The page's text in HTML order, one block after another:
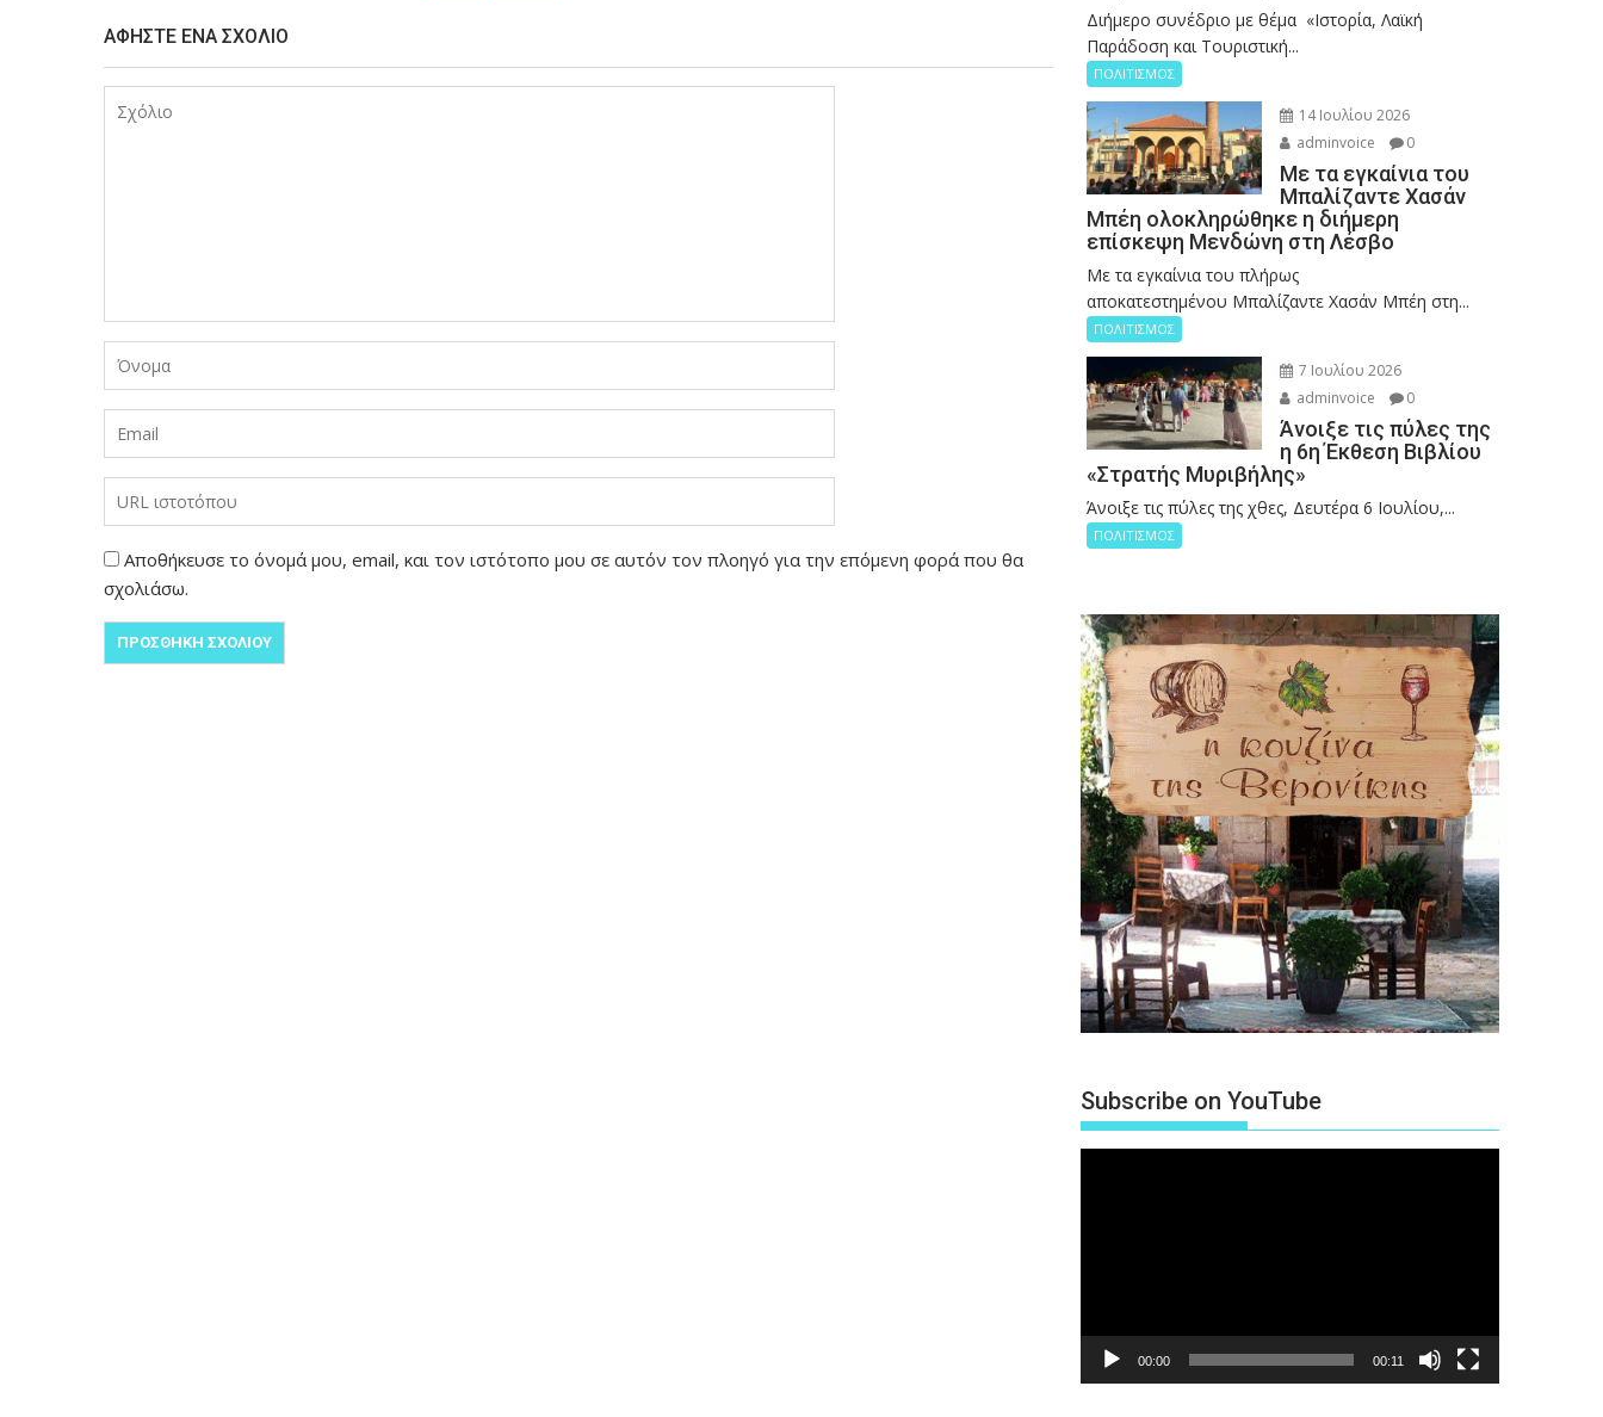
ΑΦΉΣΤΕ ΈΝΑ ΣΧΌΛΙΟ
Αποθήκευσε το όνομά μου, email, και τον ιστότοπο μου σε αυτόν τον πλοηγό για την επόμενη φορά που θα
σχολιάσω.
Διήμερο συνέδριο με θέμα «Ιστορία, Λαϊκή
Παράδοση και Τουριστική...
ΠΟΛΙΤΙΣΜΟΣ
14 Ιουλίου 2026
adminvoice
0
Με τα εγκαίνια του
Μπαλίζαντε Χασάν
Μπέη ολοκληρώθηκε η διήμερη
επίσκεψη Μενδώνη στη Λέσβο
Με τα εγκαίνια του πλήρως
αποκατεστημένου Μπαλίζαντε Χασάν Μπέη στη...
ΠΟΛΙΤΙΣΜΟΣ
7 Ιουλίου 2026
adminvoice
0
Άνοιξε τις πύλες της
η 6η Έκθεση Βιβλίου
«Στρατής Μυριβήλης»
Άνοιξε τις πύλες της χθες, Δευτέρα 6 Ιουλίου,...
ΠΟΛΙΤΙΣΜΟΣ
Subscribe on YouTube
00:00 00:11